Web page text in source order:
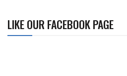
LIKE OUR FACEBOOK PAGE